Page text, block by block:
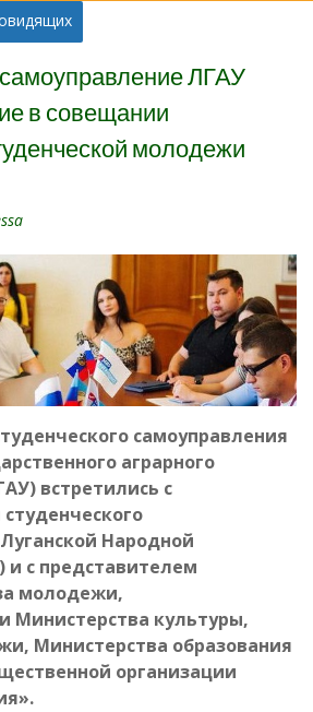
ЛГАУ
в совещании
молодежи
самоуправления
аграрного
встретились с
Народной
и с представителем
молодежи,
Министерства культуры,
Министерства образования
организации